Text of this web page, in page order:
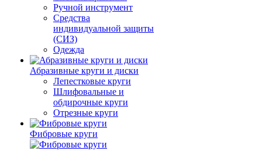
Ручной инструмент
Средства
индивидуальной защиты
(СИЗ)
Одежда
Абразивные круги и диски
Лепестковые круги
Шлифовальные и
обдирочные круги
Отрезные круги
Фибровые круги